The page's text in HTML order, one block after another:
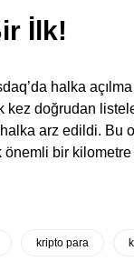
İlk!
halka
kez doğrudan
arz edildi. Bu
bir kilometre
kripto para